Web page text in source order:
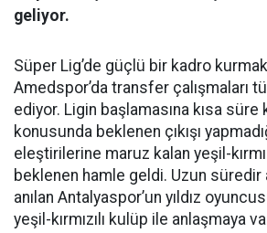
geliyor.
Süper Lig’de güçlü bir kadro
Amedspor’da transfer çalışmaları
ediyor. Ligin başlamasına kısa
konusunda beklenen çıkışı
eleştirilerine maruz kalan yeşil-
beklenen hamle geldi. Uzun süredir
anılan Antalyaspor’un yıldız
yeşil-kırmızılı kulüp ile anlaşmaya